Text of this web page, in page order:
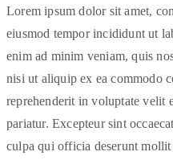
Lorem ipsum dolor sit amet,
eiusmod tempor incididunt ut
enim ad minim veniam, quis
nisi ut aliquip ex ea commodo
reprehenderit in voluptate velit
pariatur. Excepteur sint
culpa qui officia deserunt